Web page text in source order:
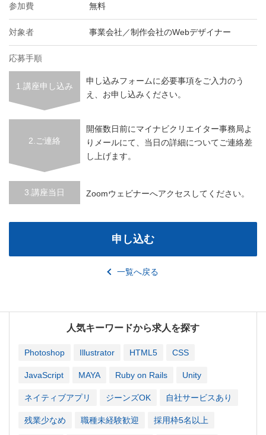
参加費 無料
対象者 事業会社／制作会社のWebデザイナー
応募手順
1.講座申し込み
申し込みフォームに必要事項をご入力のう
え、お申し込みください。
2.ご連絡
開催数日前にマイナビクリエイター事務局よ
りメールにて、当日の詳細についてご連絡差
し上げます。
3.講座当日 Zoomウェビナーへアクセスしてください。
申し込む
一覧へ戻る
人気キーワードから求人を探す
Photoshop Illustrator HTML5 CSS
JavaScript MAYA Ruby on Rails Unity
ネイティブアプリ ジーンズOK 自社サービスあり
残業少なめ 職種未経験歓迎 採用枠5名以上